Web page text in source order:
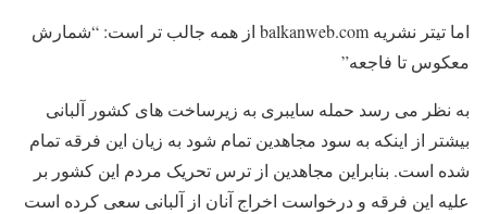
اما تیتر نشریه balkanweb.com از همه جالب تر است: “شمارش
معکوس تا فاجعه”
به نظر می رسد حمله سایبری به زیرساخت های کشور آلبانی
بیشتر از اینکه به سود مجاهدین تمام شود به زیان این فرقه تمام
شده است. بنابراین مجاهدین از ترس تحریک مردم این کشور بر
علیه این فرقه و درخواست اخراج آنان از آلبانی سعی کرده است